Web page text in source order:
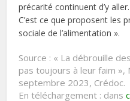
précarité continuent d’y aller.
C’est ce que proposent les
sociale de l’alimentation ».
Source : « La débrouille
pas toujours à leur faim
septembre 2023, Crédoc.
En téléchargement : dans